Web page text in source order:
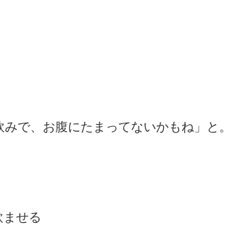
で、お腹にたまってないかもね」と。
せる